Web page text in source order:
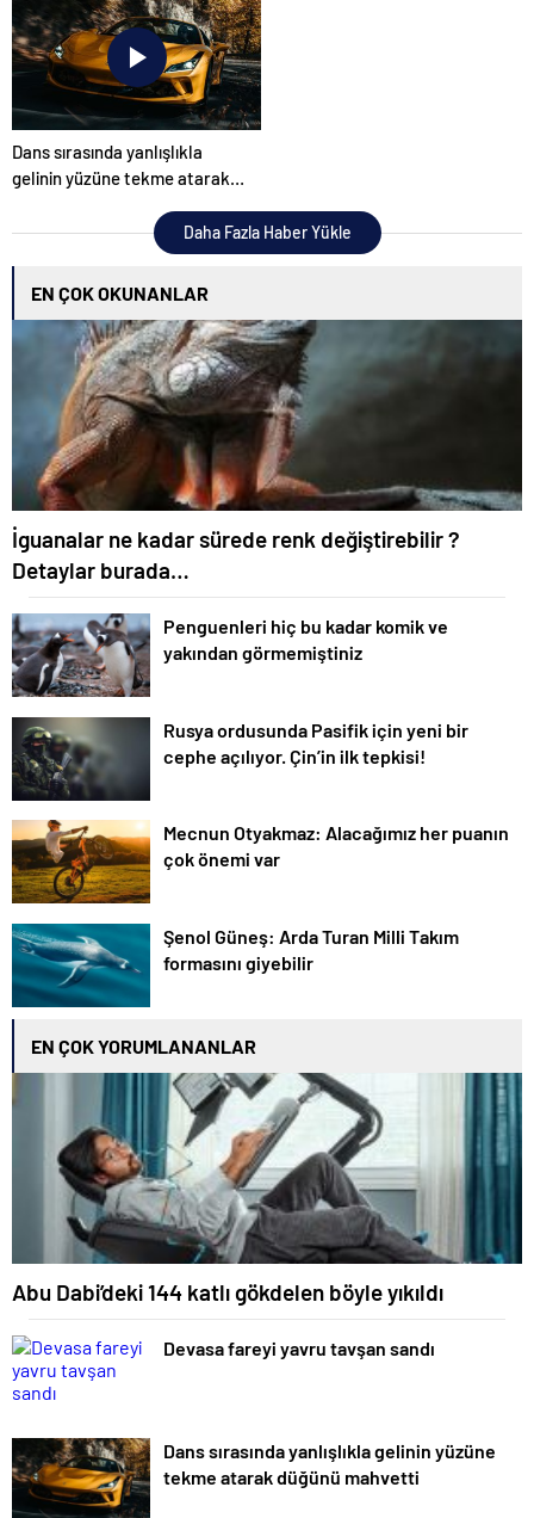
Dans sırasında yanlışlıkla
gelinin yüzüne tekme atarak
Daha Fazla Haber Yükle
EN ÇOK OKUNANLAR
İguanalar ne kadar sürede renk değiştirebilir ?
Detaylar burada…
Penguenleri hiç bu kadar komik ve
yakından görmemiştiniz
Rusya ordusunda Pasifik için yeni bir
cephe açılıyor. Çin’in ilk tepkisi!
Mecnun Otyakmaz: Alacağımız her puanın
çok önemi var
Şenol Güneş: Arda Turan Milli Takım
formasını giyebilir
EN ÇOK YORUMLANANLAR
Abu Dabi’deki 144 katlı gökdelen böyle yıkıldı
Devasa fareyi yavru tavşan sandı
Dans sırasında yanlışlıkla gelinin yüzüne
tekme atarak düğünü mahvetti